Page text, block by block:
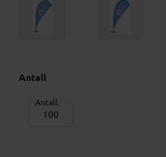
Antall
Antall